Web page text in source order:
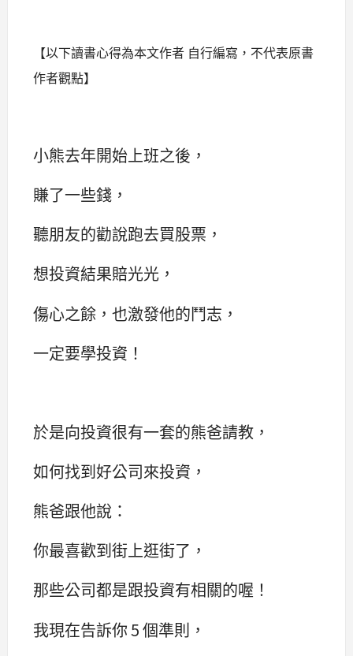
【以下讀書心得為本文作者 自行編寫，不代表原書
作者觀點】
小熊去年開始上班之後，
賺了一些錢，
聽朋友的勸說跑去買股票，
想投資結果賠光光，
傷心之餘，也激發他的鬥志，
一定要學投資！
於是向投資很有一套的熊爸請教，
如何找到好公司來投資，
熊爸跟他說：
你最喜歡到街上逛街了，
那些公司都是跟投資有相關的喔！
我現在告訴你 5 個準則，